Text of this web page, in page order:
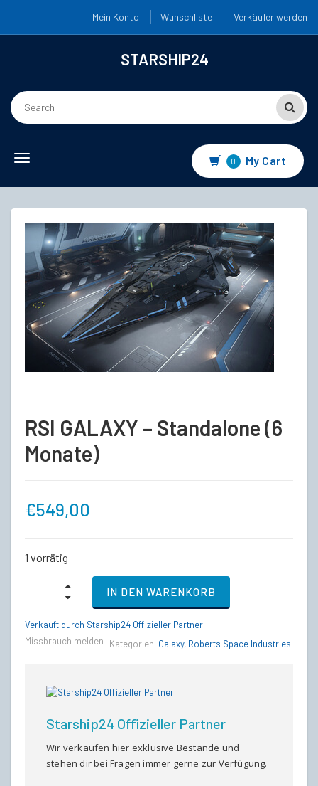
Mein Konto Wunschliste Verkäufer werden
STARSHIP24
Toggle
0 My Cart
RSI GALAXY – Standalone (6
Monate)
€549,00
1 vorrätig
Standalone
Monate)
IN DEN WARENKORB
Verkauft durch Starship24 Offizieller Partner
Missbrauch melden
Kategorien: Galaxy, Roberts Space Industries
Starship24 Offizieller Partner
Wir verkaufen hier exklusive Bestände und
stehen dir bei Fragen immer gerne zur Verfügung.